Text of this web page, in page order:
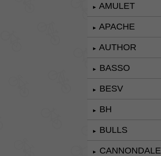
► AMULET
► APACHE
► AUTHOR
► BASSO
► BESV
► BH
► BULLS
► CANNONDALE